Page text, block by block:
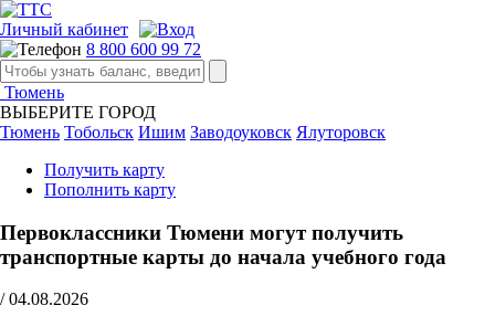
Личный кабинет
8 800 600 99 72
Тюмень
ВЫБЕРИТЕ ГОРОД
Тюмень Тобольск Ишим Заводоуковск Ялуторовск
Получить карту
Пополнить карту
Первоклассники Тюмени могут получить
транспортные карты до начала учебного года
/ 04.08.2026